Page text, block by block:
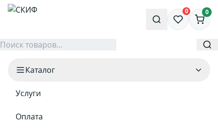
0 0
Каталог
Услуги
Оплата